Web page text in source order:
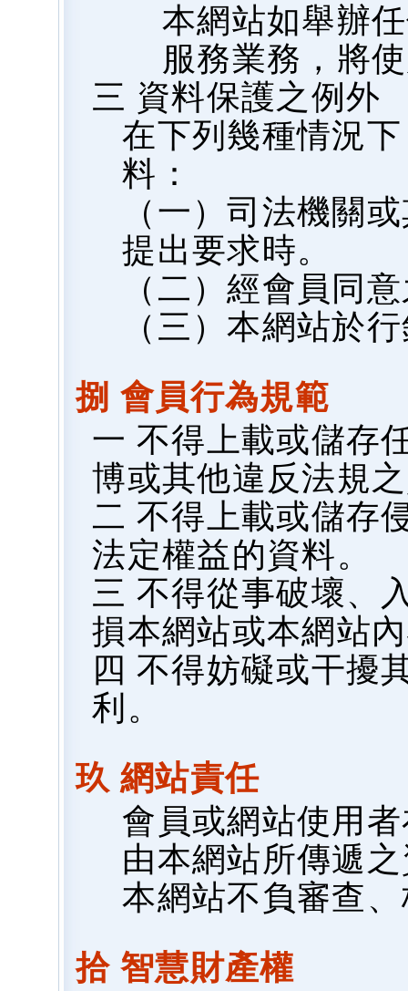
本網站如舉辦
服務業務，將
三 資料保護之例外
在下列幾種情況
料：
（一）司法機關
提出要求時。
（二）經會員同
（三）本網站於
捌 會員行為規範
一 不得上載或儲存
博或其他違反法規
二 不得上載或儲存
法定權益的資料。
三 不得從事破壞、
損本網站或本網站
四 不得妨礙或干擾
利。
玖 網站責任
會員或網站使用
由本網站所傳遞
本網站不負審查
拾 智慧財產權